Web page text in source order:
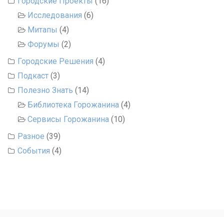
Исследования (6)
Митапы (4)
Форумы (2)
Городские Решения (4)
Подкаст (3)
Полезно Знать (14)
Библиотека Горожанина (4)
Сервисы Горожанина (10)
Разное (39)
События (4)